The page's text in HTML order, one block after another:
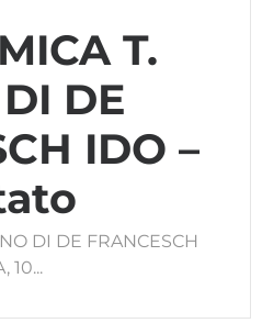
T.
DE
IDO –
DI DE FRANCESCH
10...